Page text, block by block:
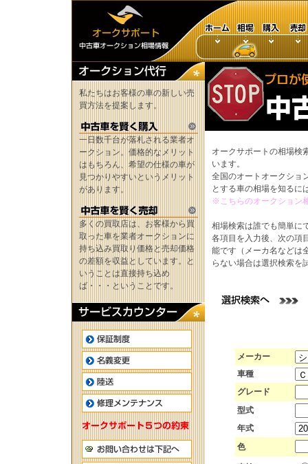
私たちはお客様の車の新しい売
買方法を提案します。
一日数千台が落札される業者オ
ークション。価格的なメリット
はもちろん、希望の仕様の車が
見つかりやすいというメリット
があります。
多くの買取店は、お客様から買
取った車を業者オークションに
持ち込み買取り価格と売却価格
の差額を収益としています。と
いうことは直接持ち込め
ば・・・ということです。
オークサポートの相場検
います。
全国のオートオークショ
とする車の相場を知るに
※こちらのオークション
相場検索は誰でも簡単に
各項目を入力後、次の項
能です（メーカ名などは
らない場合は選択検索を
メーカー
車種
グレード
型式
年式
色